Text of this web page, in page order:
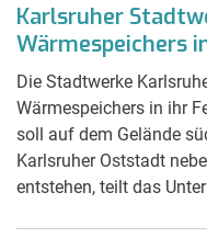
Karlsruher
Wärmespeichers
Die Stadtwerke
Wärmespeichers in ihr
soll auf dem Gelände
Karlsruher Oststadt
entstehen, teilt das